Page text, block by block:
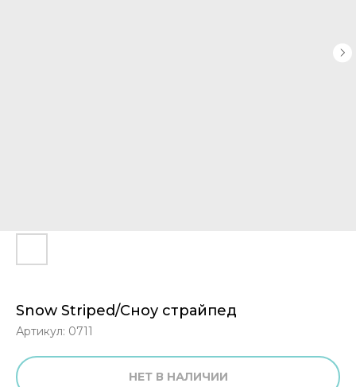
Snow Striped/Сноу страйпед
Артикул: 0711
НЕТ В НАЛИЧИИ